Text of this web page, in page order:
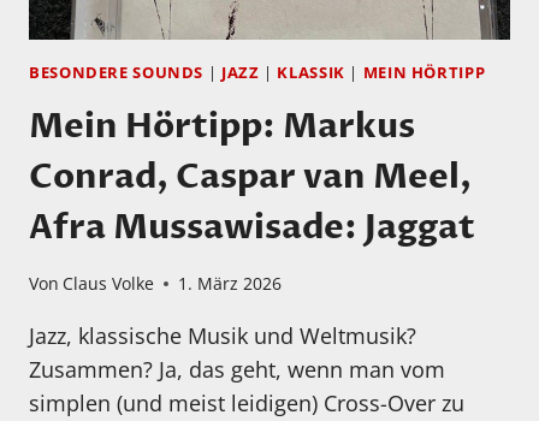
BESONDERE SOUNDS | JAZZ | KLASSIK | MEIN HÖRTIPP
Mein Hörtipp: Markus
Conrad, Caspar van Meel,
Afra Mussawisade: Jaggat
Von Claus Volke 1. März 2026
Jazz, klassische Musik und Weltmusik?
Zusammen? Ja, das geht, wenn man vom
simplen (und meist leidigen) Cross-Over zu